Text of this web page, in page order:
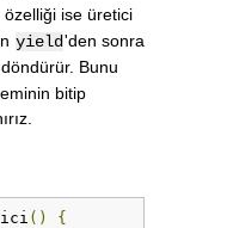
özelliği ise üretici
yield'den sonra
döndürür. Bunu
bitip
()
{